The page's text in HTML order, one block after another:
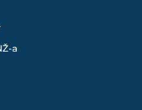
a